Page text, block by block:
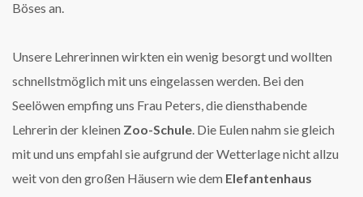
Böses an.
Unsere Lehrerinnen wirkten ein wenig besorgt und wollten
schnellstmöglich mit uns eingelassen werden. Bei den
Seelöwen empfing uns Frau Peters, die diensthabende
Lehrerin der kleinen Zoo-Schule. Die Eulen nahm sie gleich
mit und uns empfahl sie aufgrund der Wetterlage nicht allzu
weit von den großen Häusern wie dem Elefantenhaus